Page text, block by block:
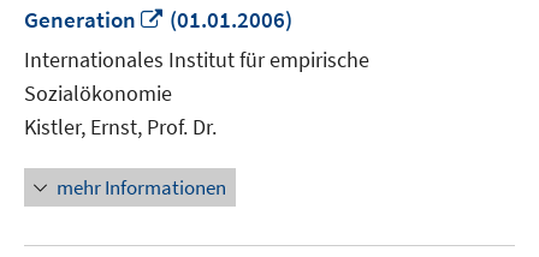
Generation
In
neuem
Fenster
öffnen
(01.01.2006)
Internationales Institut für empirische
Sozialökonomie
Kistler, Ernst, Prof. Dr.
mehr Informationen